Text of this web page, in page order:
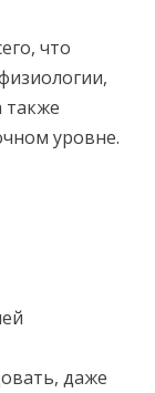
что
также
уровне.
даже